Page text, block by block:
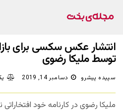
انتشار عکس سکسی برای
توسط ملیکا رضوی
سپیده پیشرو دسامبر 14, 2019
ملیکا رضوی در کارنامه خود